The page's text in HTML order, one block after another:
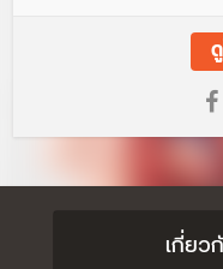
เกี่ย